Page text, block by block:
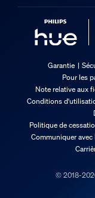
Garantie
Pour les
Note relative aux
Conditions
Politique de
Communiquer avec
© 2018-